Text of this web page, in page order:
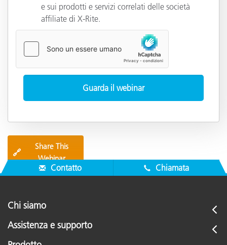
e sui prodotti e servizi correlati delle società
affiliate di X-Rite.
🔗
Share This
Webinar
Contatto Chiamata
Chi siamo
Assistenza e supporto